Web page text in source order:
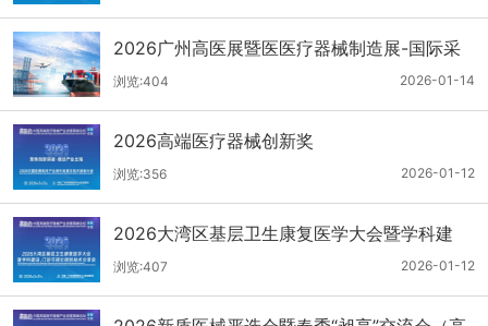
2026广州高医展暨医医疗器械制造展-国际采
购商名单第二批公布
2026-01-14
浏览:404
2026高端医疗器械创新奖
2026-01-12
浏览:356
2026大湾区基层卫生康复医学大会暨学科建
设、门诊可视化微创技术分享会
2026-01-12
浏览:407